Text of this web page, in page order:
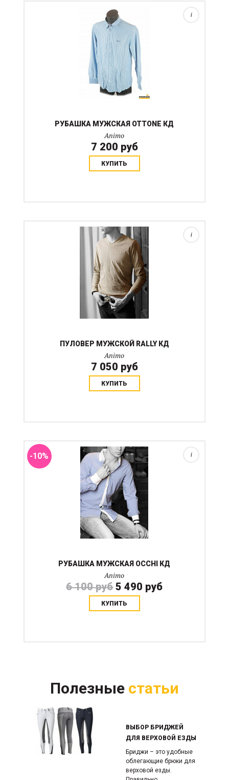
РУБАШКА МУЖСКАЯ OTTONE КД
Animo
7 200 руб
КУПИТЬ
i
ПУЛОВЕР МУЖСКОЙ RALLY КД
Animo
7 050 руб
КУПИТЬ
i
-10%
РУБАШКА МУЖСКАЯ OCCHI КД
Animo
6 100 руб 5 490 руб
КУПИТЬ
i
Полезные статьи
ВЫБОР БРИДЖЕЙ
ДЛЯ ВЕРХОВОЙ ЕЗДЫ
Бриджи – это удобные
облегающие брюки для
верховой езды.